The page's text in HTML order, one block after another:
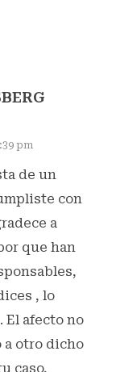
pm
de un
con
a
que han
, lo
El afecto no
a otro dicho
caso,